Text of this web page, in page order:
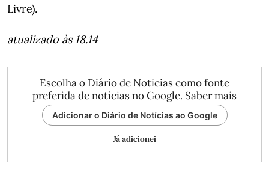
Livre).
atualizado às 18.14
Escolha o Diário de Notícias como fonte
preferida de notícias no Google. Saber mais
Adicionar o Diário de Notícias ao Google
Já adicionei